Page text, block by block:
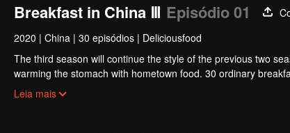
Breakfast in China Ⅲ Episódio 01
2020 | China | 30 episódios | Deliciousfood
The third season will continue the style of the previous two
warming the stomach with hometown food. 30 ordinary
ordinary life has bitter tears, but the arrival of comfort is
Leia mais